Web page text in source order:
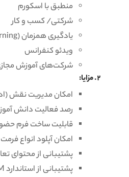
منطبق با اسکورم
شرکتی/ کسب و کار
یادگیری همزمان (Synchronous Learning)
ویدئو کنفرانس
شرکت‌های آموزش
مزایا:
امکان مدیریت نقش
رصد فعالیت دانش
قابلیت ساخت فرم
امکان آپلود انواع
پشتیبانی از محتوای
پشتیبانی از استاندارد SCORM